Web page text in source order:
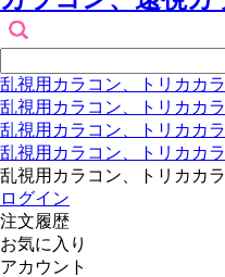
乱視用カラコン、トリカカ
乱視用カラコン、トリカカ
乱視用カラコン、トリカカ
乱視用カラコン、トリカカ
乱視用カラコン、トリカカ
ログイン
注文履歴
お気に入り
アカウント